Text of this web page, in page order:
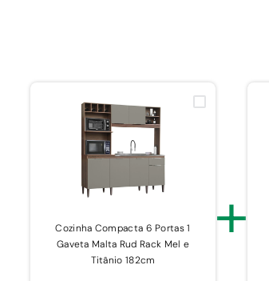
Cozinha Compacta 6 Portas 1
Gaveta Malta Rud Rack Mel e
Titânio 182cm
+